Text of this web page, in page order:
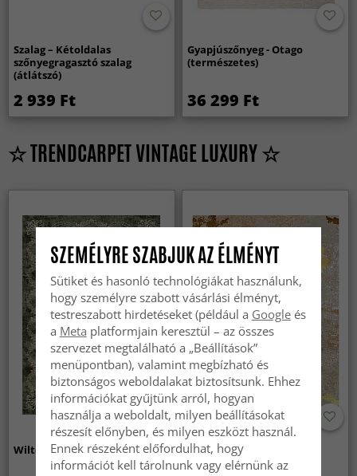
Szalag – Kétoldalas
szőnyegragasztó szalag
(átlátszó)
2 939 Ft
Gyapjúszőnyeg - Otago
(természetes)
36 299 Ft
☆ TRENDCARPET VINTAGE LUXURY ☆
Wilton szőnyeg - Taknis (zöld)
Wilton szőnyeg - Elena
(bezs/arany)
SZEMÉLYRE SZABJUK AZ ÉLMÉNYT
Sütiket és hasonló technológiákat használunk,
hogy személyre szabott vásárlási élményt,
testreszabott hirdetéseket (például a Googleés
a Meta platformjain keresztül – az összes
szervezet megtalálható a „Beállítások”
menüpontban), valamint megbízható és
biztonságos weboldalakat biztosítsunk. Ehhez
információkat gyűjtünk arról, hogyan
használja a weboldalt, milyen beállításokat
részesít előnyben, és milyen eszközt használ.
Ennek részeként előfordulhat, hogy
információt kell tárolnunk vagy elérnünk az